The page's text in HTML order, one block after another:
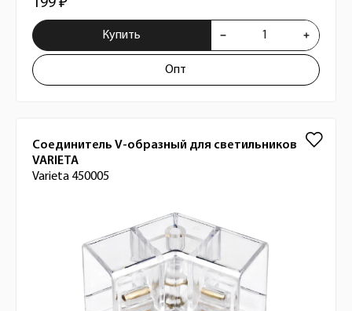
199 ₽
Купить
Опт
Соединитель V-образный для светильников
VARIETA
Varieta 450005